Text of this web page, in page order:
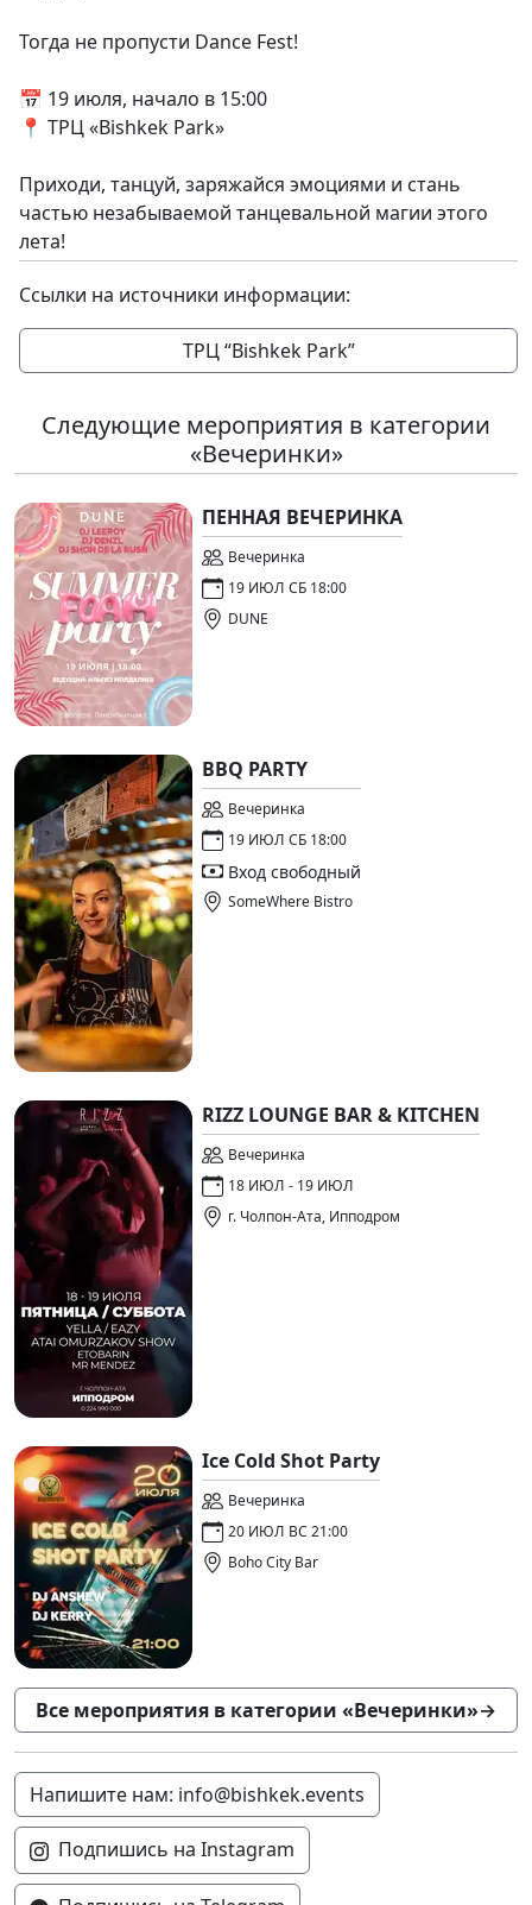
Тогда не пропусти Dance Fest!
📅 19 июля, начало в 15:00
📍 ТРЦ «Bishkek Park»
Приходи, танцуй, заряжайся эмоциями и стань
частью незабываемой танцевальной магии этого
лета!
Ссылки на источники информации:
ТРЦ “Bishkek Park”
Следующие мероприятия в категории
«Вечеринки»
ПЕННАЯ ВЕЧЕРИНКА
Вечеринка
19 ИЮЛ СБ 18:00
DUNE
BBQ PARTY
Вечеринка
19 ИЮЛ СБ 18:00
Вход свободный
SomeWhere Bistro
RIZZ LOUNGE BAR & KITCHEN
Вечеринка
18 ИЮЛ - 19 ИЮЛ
г. Чолпон-Ата, Ипподром
Ice Cold Shot Party
Вечеринка
20 ИЮЛ ВС 21:00
Boho City Bar
Все мероприятия в категории «Вечеринки»→
Напишите нам: info@bishkek.events
Подпишись на Instagram